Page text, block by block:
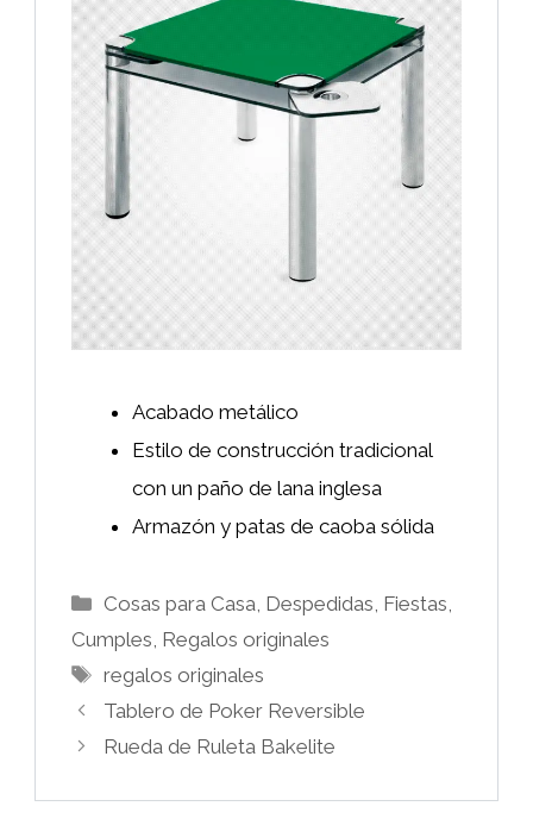
Acabado metálico
Estilo de construcción tradicional
con un paño de lana inglesa
Armazón y patas de caoba sólida
Categorías
Cosas para Casa Despedidas, Fiestas,
Cumples Regalos originales
Etiquetas
regalos originales
Tablero de Poker Reversible
Rueda de Ruleta Bakelite